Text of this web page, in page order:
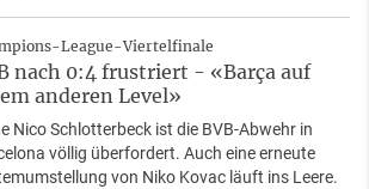
League-Viertelfinale
nach 0:4 frustriert - «Barça auf
anderen Level»
Nico Schlotterbeck ist die BVB-Abwehr in
völlig überfordert. Auch eine erneute
von Niko Kovac läuft ins Leere.